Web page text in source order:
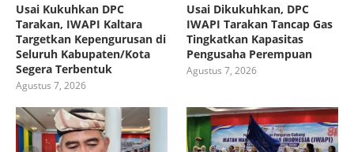
Usai Kukuhkan DPC
Tarakan, IWAPI Kaltara
Targetkan Kepengurusan di
Seluruh Kabupaten/Kota
Segera Terbentuk
Agustus 7, 2026
Usai Dikukuhkan, DPC
IWAPI Tarakan Tancap Gas
Tingkatkan Kapasitas
Pengusaha Perempuan
Agustus 7, 2026